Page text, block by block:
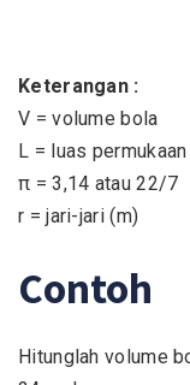
Keterangan :
V = volume bola
L = luas
π = 3,14 atau 22/7
r = jari-jari (m)
Contoh
Hitunglah volume